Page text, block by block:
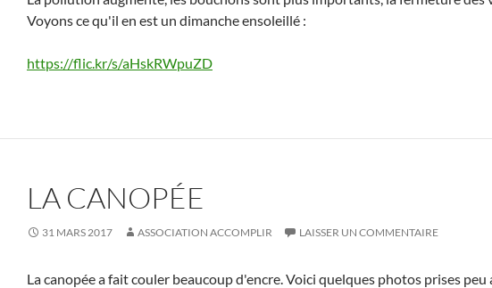
Voyons ce qu'il en est un dimanche ensoleillé :
https://flic.kr/s/aHskRWpuZD
LA CANOPÉE
31 MARS 2017 ASSOCIATION ACCOMPLIR LAISSER UN COMMENTAIRE
La canopée a fait couler beaucoup d'encre. Voici quelques photos prises